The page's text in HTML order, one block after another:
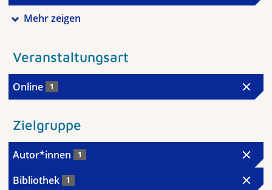
Mehr zeigen
Veranstaltungsart
Online 1
Zielgruppe
Autor*innen 1
Bibliothek 1